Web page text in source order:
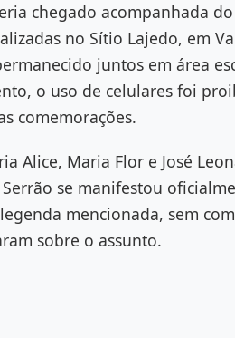
chegado acompanhada
no Sítio Lajedo, em
juntos em área
o uso de celulares foi
comemorações.
Alice, Maria Flor e José
se manifestou
mencionada, sem
sobre o assunto.